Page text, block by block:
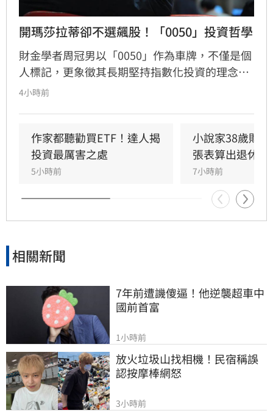
開瑪莎拉蒂卻不選飆股！「0050」投資哲學
財金學者周冠男以「0050」作為車牌，不僅是個
人標記，更象徵其長期堅持指數化投資的理念。
他透過學術研究與親身實踐發現，頻繁選股難以
心不在於預測行情，而是相信市場並與之共同成
長。為推廣此理念，三立財經iNEWS將於8月15
日舉辦「不再選股必勝術」投資論壇，邀請周冠
男解析行為財務學與資產配置策略，協助投資人
在市場震盪中穩健獲利。活動名額有限，歡迎投
資人報名參加，掌握長期致富心法。
4小時前
作家都聽勸買ETF！達人揭
投資最厲害之處
5小時前
小說家38歲財
張表算出退休金
7小時前
相關新聞
7年前遭譏傻逼！他逆襲超車中
國前首富
1小時前
放火垃圾山找相機！民宿稱誤
認按摩棒網怒
3小時前